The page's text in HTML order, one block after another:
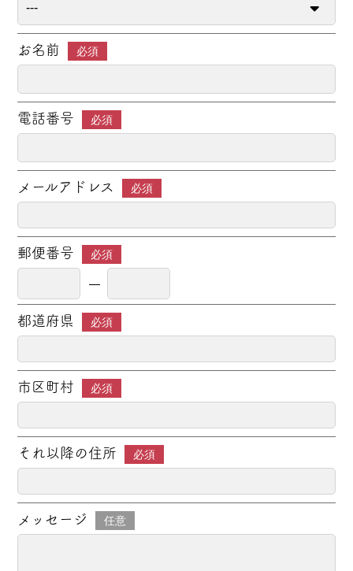
お名前 必須
電話番号 必須
メールアドレス 必須
郵便番号 必須
都道府県 必須
市区町村 必須
それ以降の住所 必須
メッセージ 任意